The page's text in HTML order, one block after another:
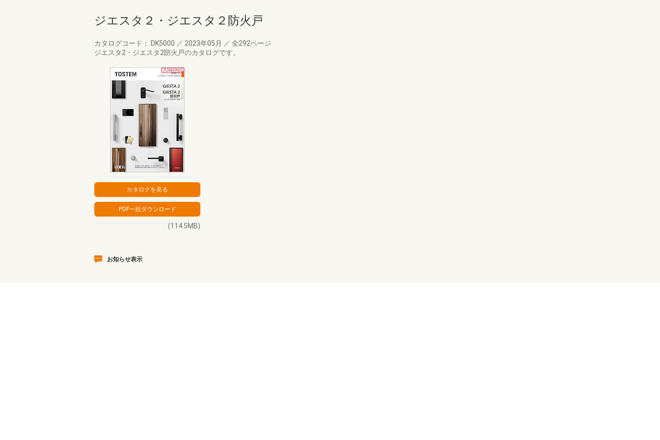
ジエスタ２・ジエスタ２防火戸
カタログコード： DK5000 ／ 2023年05月 ／ 全292ページ
ジエスタ2・ジエスタ2防火戸のカタログです。
(114.5MB)
お知らせ表示